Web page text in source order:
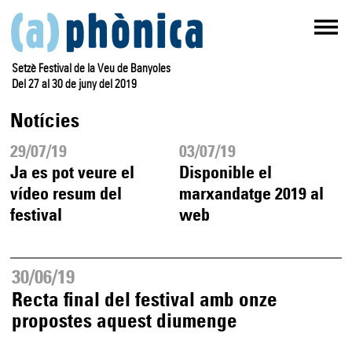
Setzè Festival de la Veu de Banyoles
Del 27 al 30 de juny del 2019
Notícies
29/07/19
Ja es pot veure el
vídeo resum del
festival
03/07/19
Disponible el
marxandatge 2019 al
web
30/06/19
Recta final del festival amb onze
propostes aquest diumenge